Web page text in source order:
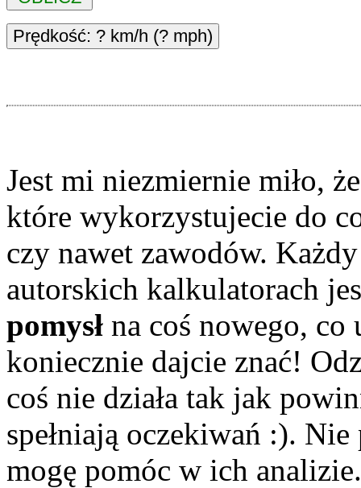
Jest mi niezmiernie miło,
które wykorzystujecie do
czy nawet zawodów.
autorskich kalkulatorach
pomysł na coś nowego, co
koniecznie dajcie znać!
coś nie działa tak jak
spełniają oczekiwań :).
mogę pomóc w ich analizie.